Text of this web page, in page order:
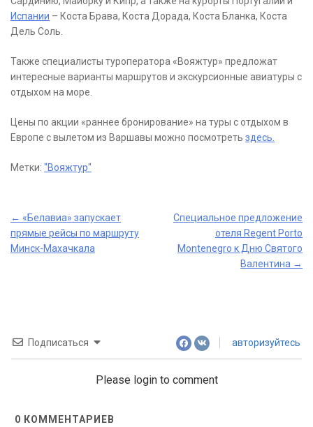
Испании – Коста Брава, Коста Дорада, Коста Бланка, Коста
Дель Соль.
Также специалисты туроператора «Вояжтур» предложат
интересные варианты маршрутов и экскурсионные авиатуры с
отдыхом на море.
Цены по акции «раннее бронирование» на туры с отдыхом в
Европе с вылетом из Варшавы можно посмотреть здесь.
Метки: "Вояжтур"
Post
navigation
← «Белавиа» запускает
прямые рейсы по маршруту
Минск-Махачкала
Специальное предложение
отеля Regent Porto
Montenegro к Дню Святого
Валентина →
Подписаться авторизуйтесь
Please login to comment
0 КОММЕНТАРИЕВ